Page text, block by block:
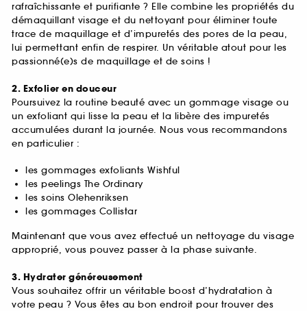
rafraîchissante et purifiante ? Elle combine les propriétés du
démaquillant visage et du nettoyant pour éliminer toute
trace de maquillage et d’impuretés des pores de la peau,
lui permettant enfin de respirer. Un véritable atout pour les
passionné(e)s de maquillage et de soins !
2. Exfolier en douceur
Poursuivez la routine beauté avec un gommage visage ou
un exfoliant qui lisse la peau et la libère des impuretés
accumulées durant la journée. Nous vous recommandons
en particulier :
les gommages exfoliants Wishful
les peelings The Ordinary
les soins Olehenriksen
les gommages Collistar
Maintenant que vous avez effectué un nettoyage du visage
approprié, vous pouvez passer à la phase suivante.
3. Hydrater généreusement
Vous souhaitez offrir un véritable boost d’hydratation à
votre peau ? Vous êtes au bon endroit pour trouver des